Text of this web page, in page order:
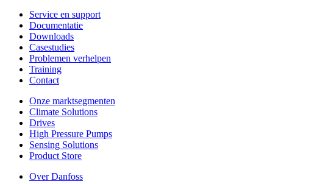
Service en support
Documentatie
Downloads
Casestudies
Problemen verhelpen
Training
Contact
Onze marktsegmenten
Climate Solutions
Drives
High Pressure Pumps
Sensing Solutions
Product Store
Over Danfoss